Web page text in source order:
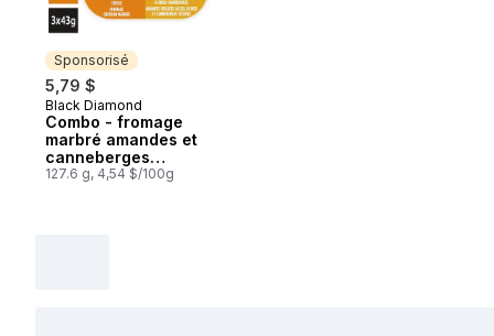
Sponsorisé
5,79 $
Sponsorisé
Black Diamond
Combo - fromage
marbré amandes et
canneberges
séchées
127.6 g, 4,54 $/100g